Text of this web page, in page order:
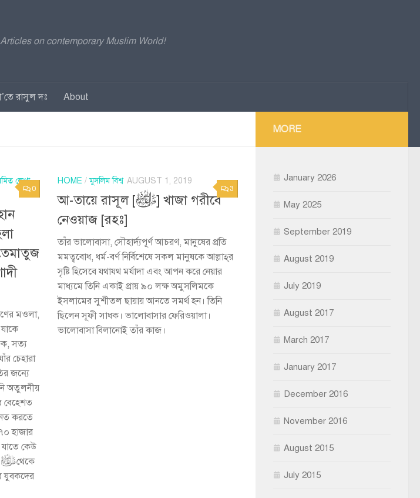
Articles on contemporary Muslim World!
রাসুল দঃ About
0
লেখা
মওলা,
সত্য
চেহারা
জন্যে
অতুলনীয়
বেহেশত
করতে
হাজার
কেউ
3
HOME /মুসলিম বিশ্ব AUGUST 1, 2019
আ-তায়ে রাসূল [ﷺ] খাজা গরীবে
নেওয়াজ [রহঃ]
তাঁর ভালোবাসা, সৌহার্দ্যপূর্ণ আচরণ, মানুষের প্রতি
মমত্ববোধ, ধর্ম-বর্ণ নির্বিশেষে সকল মানুষকে আল্লাহ্‌র
সৃষ্টি হিসেবে যথাযথ মর্যাদা এবং আপন করে নেয়ার
মাধ্যমে তিনি একাই প্রায় ৯০ লক্ষ অমুসলিমকে
ইসলামের সুশীতল ছায়ায় আনতে সমর্থ হন। তিনি
ছিলেন সূফী সাধক। ভালোবাসার ফেরিওয়ালা।
ভালোবাসা বিলানোই তাঁর কাজ।
MORE
January 2026
May 2025
September 2019
August 2019
July 2019
August 2017
March 2017
January 2017
December 2016
November 2016
August 2015
July 2015